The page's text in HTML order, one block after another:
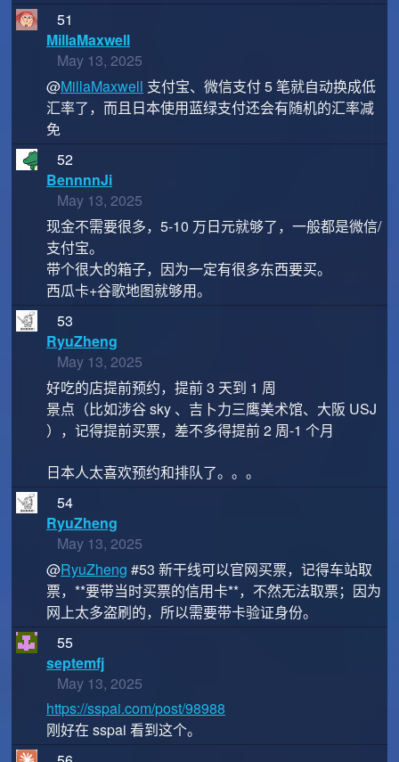
51
MillaMaxwell
May 13, 2025
@MillaMaxwell 支付宝、微信支付 5 笔就自动换成低
汇率了，而且日本使用蓝绿支付还会有随机的汇率减
免
52
BennnnJi
May 13, 2025
现金不需要很多，5-10 万日元就够了，一般都是微信/
支付宝。
带个很大的箱子，因为一定有很多东西要买。
西瓜卡+谷歌地图就够用。
53
RyuZheng
May 13, 2025
好吃的店提前预约，提前 3 天到 1 周
景点（比如涉谷 sky 、吉卜力三鹰美术馆、大阪 USJ
），记得提前买票，差不多得提前 2 周-1 个月
日本人太喜欢预约和排队了。。。
54
RyuZheng
May 13, 2025
@RyuZheng #53 新干线可以官网买票，记得车站取
票，**要带当时买票的信用卡**，不然无法取票；因为
网上太多盗刷的，所以需要带卡验证身份。
55
septemfj
May 13, 2025
https://sspai.com/post/98988
刚好在 sspai 看到这个。